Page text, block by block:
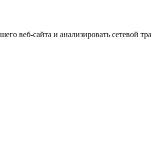
веб-сайта и анализировать сетевой